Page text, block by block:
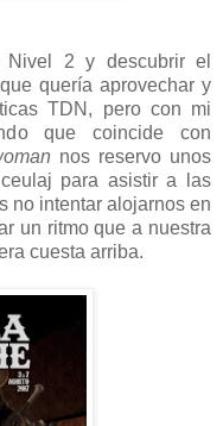
Nivel 2 y descubrir el
quería aprovechar y
TDN, pero con mi
que coincide con
nos reservo unos
para asistir a las
no intentar alojarnos en
un ritmo que a nuestra
cuesta arriba.